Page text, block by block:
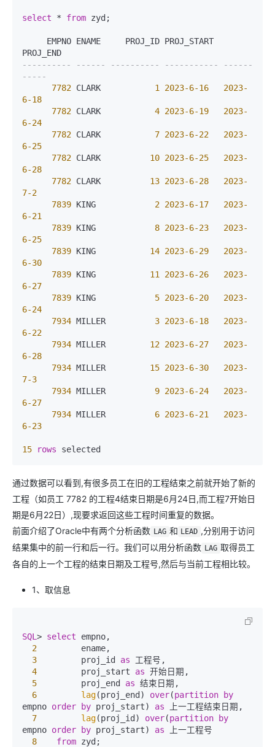
select * from zyd;
---------- ------ ---------- ----------- ------
-----
7782 CLARK 1 2023-6-16 2023-
6-18
7782 CLARK 4 2023-6-19 2023-
6-24
7782 CLARK 7 2023-6-22 2023-
6-25
7782 CLARK 10 2023-6-25 2023-
6-28
7782 CLARK 13 2023-6-28 2023-
7-2
7839 KING 2 2023-6-17 2023-
6-21
7839 KING 8 2023-6-23 2023-
6-25
7839 KING 14 2023-6-29 2023-
6-30
7839 KING 11 2023-6-26 2023-
6-27
7839 KING 5 2023-6-20 2023-
6-24
7934 MILLER 3 2023-6-18 2023-
6-22
7934 MILLER 12 2023-6-27 2023-
6-28
7934 MILLER 15 2023-6-30 2023-
7-3
7934 MILLER 9 2023-6-24 2023-
6-27
7934 MILLER 6 2023-6-21 2023-
6-23
15 rows selected
通过数据可以看到,有很多员工在旧的工程结束之前就开始了新的
工程（如员工 7782 的工程4结束日期是6月24日,而工程7开始日
期是6月22日）,现要求返回这些工程时间重复的数据。
前面介绍了Oracle中有两个分析函数 LAG 和 LEAD ,分别用于访问
结果集中的前一行和后一行。我们可以用分析函数 LAG 取得员工
各自的上一个工程的结束日期及工程号,然后与当前工程相比较。
1、取信息
SQL > select empno,
2
         ename,
3
         proj_id
as 工程号,
4
         proj_start
as 开始日期,
5
         proj_end
as 结束日期,
6
lag(proj_end) over(partition
by
empno order by proj_start) as 上一工程结束日期,
7
lag(proj_id) over(partition
by
empno order by proj_start) as 上一工程号
8
from zyd;